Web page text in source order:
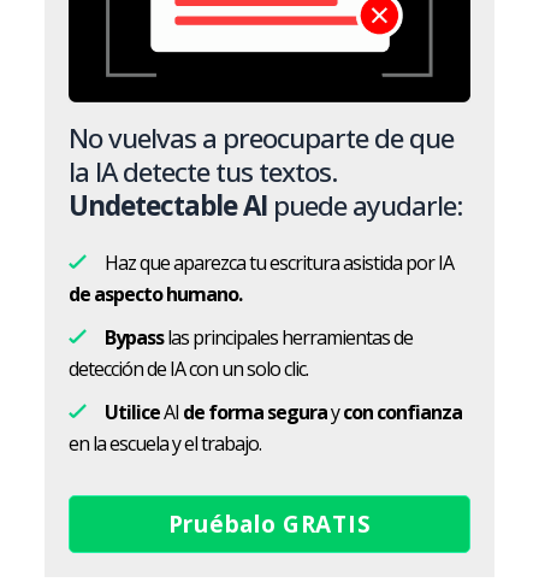
No vuelvas a preocuparte de que
la IA detecte tus textos.
Undetectable AI puede ayudarle:
Haz que aparezca tu escritura asistida por IA
de aspecto humano.
Bypasslas principales herramientas de
detección de IA con un solo clic.
UtiliceAI de forma seguraycon confianza
en la escuela y el trabajo.
Pruébalo GRATIS